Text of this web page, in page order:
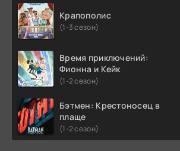
Крапополис
(1-3 сезон)
Время приключений:
Фионна и Кейк
(1-2 сезон)
Бэтмен: Крестоносец в
плаще
(1-2 сезон)